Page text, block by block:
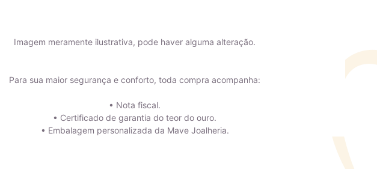
Imagem meramente ilustrativa, pode haver alguma alteração.
Para sua maior segurança e conforto, toda compra acompanha:
• Nota fiscal.
• Certificado de garantia do teor do ouro.
• Embalagem personalizada da Mave Joalheria.